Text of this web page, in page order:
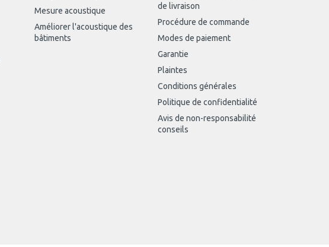
Mesure acoustique
Améliorer l'acoustique des
bâtiments
de livraison
Procédure de commande
Modes de paiement
Garantie
Plaintes
Conditions générales
Politique de confidentialité
Avis de non-responsabilité
conseils